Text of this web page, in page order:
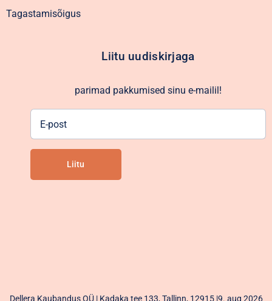
Tagastamisõigus
Liitu uudiskirjaga
parimad pakkumised sinu e-mailil!
Liitu
Dellera Kaubandus OÜ | Kadaka tee 133, Tallinn, 12915 |9. aug 2026